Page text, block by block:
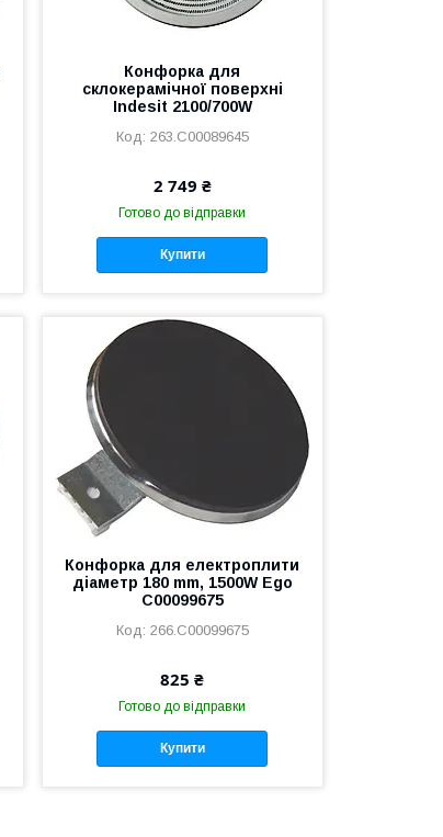
Конфорка для
склокерамічної поверхні
Indesit 2100/700W
263.C00089645
2 749 ₴
Готово до відправки
Купити
Конфорка для електроплити
діаметр 180 mm, 1500W Ego
C00099675
266.C00099675
825 ₴
Готово до відправки
Купити